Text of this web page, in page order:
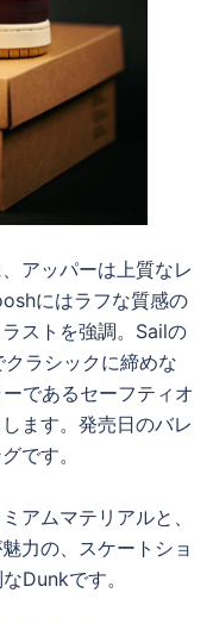
アッパーは上質なレ
にはラフな質感の
ストを強調。Sailの
ラシックに締めな
であるセーフティオ
ます。発売日のバレ
です。
アムマテリアルと、
力の、スケートショ
Dunkです。